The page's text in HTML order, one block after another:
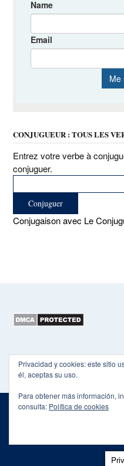
CONJUGUEUR : TOUS LES
Entrez votre verbe à
conjuguer.
Conjugaison avec Le
Privacidad y cookies: este sitio
él, aceptas su uso.
Para obtener más información,
consulta: Política de cookies
Copyright 2015-2026 EL